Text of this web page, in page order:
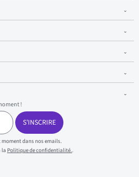
!
S'INSCRIRE
dans nos emails.
la Politique de confidentialité..